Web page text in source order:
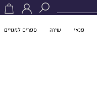
פנאי שירה ספרים למנויים